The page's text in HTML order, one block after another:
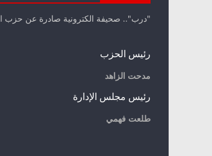
"درب".. صحيفة الكترونية صادرة عن حزب
رئيس الحزب
مدحت الزاهد
رئيس مجلس الإدارة
طلعت فهمي